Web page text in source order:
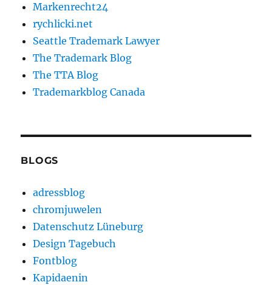
Markenrecht24
rychlicki.net
Seattle Trademark Lawyer
The Trademark Blog
The TTA Blog
Trademarkblog Canada
BLOGS
adressblog
chromjuwelen
Datenschutz Lüneburg
Design Tagebuch
Fontblog
Kapidaenin